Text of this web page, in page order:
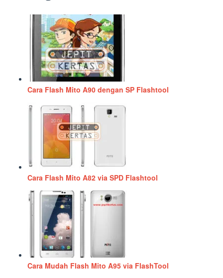
Cara Flash Mito A90 dengan SP Flashtool
Cara Flash Mito A82 via SPD Flashtool
Cara Mudah Flash Mito A95 via FlashTool